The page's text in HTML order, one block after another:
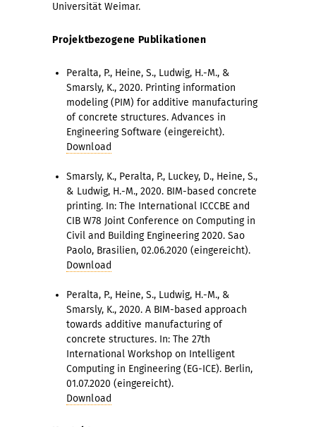
Universität Weimar.
Projektbezogene Publikationen
Peralta, P., Heine, S., Ludwig, H.-M., &
Smarsly, K., 2020. Printing information
modeling (PIM) for additive manufacturing
of concrete structures. Advances in
Engineering Software (eingereicht).
Download
Smarsly, K., Peralta, P., Luckey, D., Heine, S.,
& Ludwig, H.-M., 2020. BIM-based concrete
printing. In: The International ICCCBE and
CIB W78 Joint Conference on Computing in
Civil and Building Engineering 2020. Sao
Paolo, Brasilien, 02.06.2020 (eingereicht).
Download
Peralta, P., Heine, S., Ludwig, H.-M., &
Smarsly, K., 2020. A BIM-based approach
towards additive manufacturing of
concrete structures. In: The 27th
International Workshop on Intelligent
Computing in Engineering (EG-ICE). Berlin,
01.07.2020 (eingereicht).
Download